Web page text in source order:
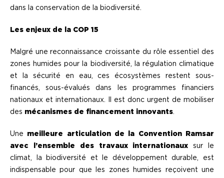
dans la conservation de la biodiversité.
Les enjeux de la COP 15
Malgré une reconnaissance croissante du rôle essentiel des
zones humides pour la biodiversité, la régulation climatique
et la sécurité en eau, ces écosystèmes restent sous-
financés, sous-évalués dans les programmes financiers
nationaux et internationaux. Il est donc urgent de mobiliser
des mécanismes de financement innovants.
Une meilleure articulation de la Convention Ramsar
avec l’ensemble des travaux internationaux sur le
climat, la biodiversité et le développement durable, est
indispensable pour que les zones humides reçoivent une